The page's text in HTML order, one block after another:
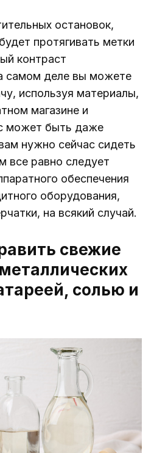
остановок,
протягивать метки
контраст
самом деле вы можете
используя материалы,
магазине и
может быть даже
нужно сейчас сидеть
все равно следует
обеспечения
оборудования,
на всякий случай.
свежие
солью и